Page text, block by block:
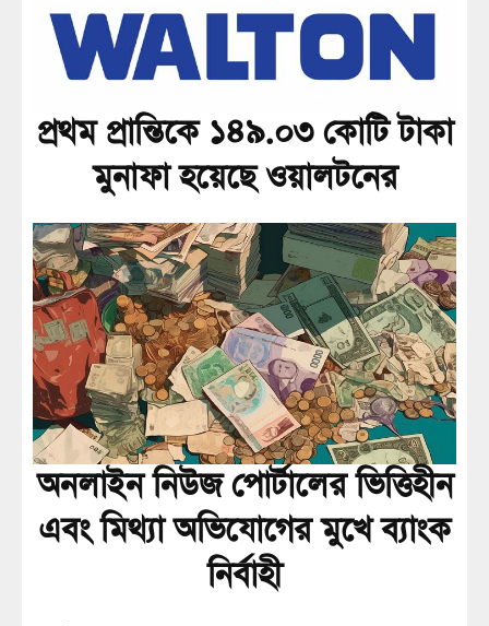
প্রথম প্রান্তিকে ১৪৯.০৩ কোটি টাকা
মুনাফা হয়েছে ওয়ালটনের
অনলাইন নিউজ পোর্টালের ভিত্তিহীন
এবং মিথ্যা অভিযোগের মুখে ব্যাংক
নির্বাহী